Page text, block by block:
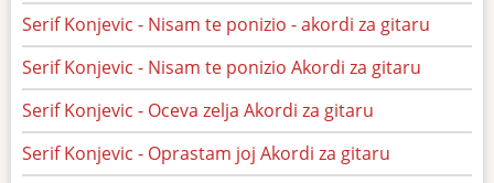
Serif Konjevic - Nisam te ponizio - akordi za gitaru
Serif Konjevic - Nisam te ponizio Akordi za gitaru
Serif Konjevic - Oceva zelja Akordi za gitaru
Serif Konjevic - Oprastam joj Akordi za gitaru